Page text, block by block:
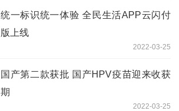
统一标识统一体验 全民生活APP云闪付
版上线
2022-03-25
国产第二款获批 国产HPV疫苗迎来收获
期
2022-03-25